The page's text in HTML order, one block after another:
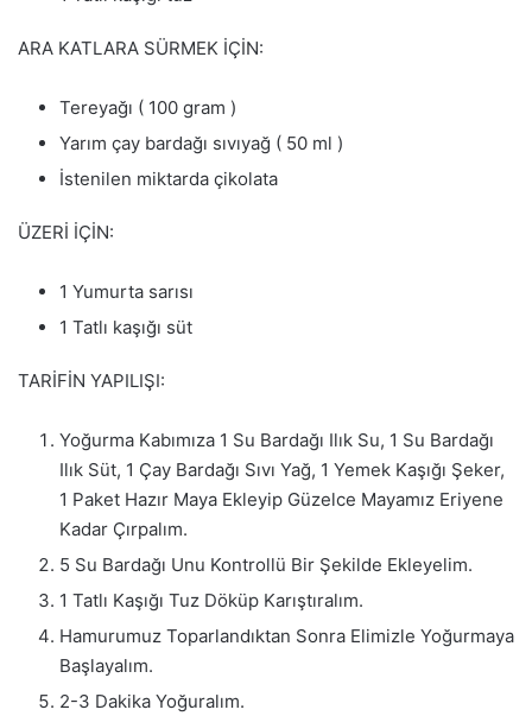
ARA KATLARA SÜRMEK İÇİN:
Tereyağı ( 100 gram )
Yarım çay bardağı sıvıyağ ( 50 ml )
İstenilen miktarda çikolata
ÜZERİ İÇİN:
1 Yumurta sarısı
1 Tatlı kaşığı süt
TARİFİN YAPILIŞI:
Yoğurma Kabımıza 1 Su Bardağı Ilık Su, 1 Su Bardağı
Ilık Süt, 1 Çay Bardağı Sıvı Yağ, 1 Yemek Kaşığı Şeker,
1 Paket Hazır Maya Ekleyip Güzelce Mayamız Eriyene
Kadar Çırpalım.
5 Su Bardağı Unu Kontrollü Bir Şekilde Ekleyelim.
1 Tatlı Kaşığı Tuz Döküp Karıştıralım.
Hamurumuz Toparlandıktan Sonra Elimizle Yoğurmaya
Başlayalım.
2-3 Dakika Yoğuralım.